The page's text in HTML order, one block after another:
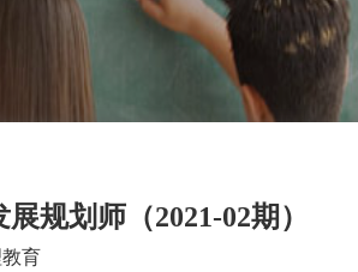
规划师（2021-02期）
育